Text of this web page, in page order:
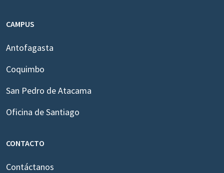
CAMPUS
Antofagasta
Coquimbo
San Pedro de Atacama
Oficina de Santiago
CONTACTO
Contáctanos